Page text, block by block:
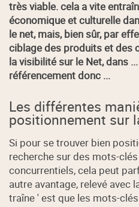
très viable. cela a vite
économique et culturelle
le net, mais, bien sûr, par
ciblage des produits et des
la visibilité sur le Net, dans
référencement donc ...
Les différentes
positionnement sur
Si pour se trouver bien
recherche sur des mots-
concurrentiels, cela peut
autre avantage, relevé avec
traîne ' est que les mots-